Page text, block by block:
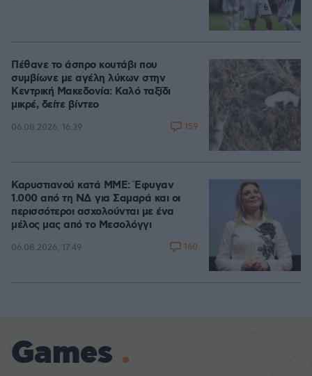
Πέθανε το άσπρο κουτάβι που
συμβίωνε με αγέλη λύκων στην
Κεντρική Μακεδονία: Καλό ταξίδι
μικρέ, δείτε βίντεο
06.08.2026, 16:39 159
Καρυστιανού κατά ΜΜΕ: Έφυγαν
1.000 από τη ΝΔ για Σαμαρά και οι
περισσότεροι ασχολούνται με ένα
μέλος μας από το Μεσολόγγι
06.08.2026, 17:49 160
Games